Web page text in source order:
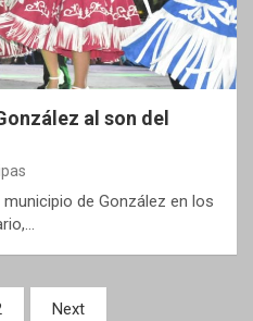
al son del
de González en los
Next